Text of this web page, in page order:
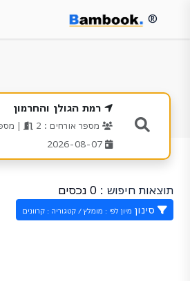
®
רמת הגולן והחרמון
מספר אורחים : 2 |
תוצאות חיפוש : 0 נכסים
סינון מיון לפי : מומלץ / קטגוריה : קרוונים